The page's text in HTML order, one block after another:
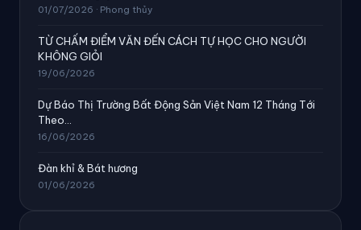
01/07/2026 · Phong thủy
TỪ CHẤM ĐIỂM VĂN ĐẾN CÁCH TỰ HỌC CHO NGƯỜI
KHÔNG GIỎI
19/06/2026
Dự Báo Thị Trường Bất Động Sản Việt Nam 12 Tháng Tới
Theo...
16/06/2026
Đàn khỉ & Bát hương
01/06/2026